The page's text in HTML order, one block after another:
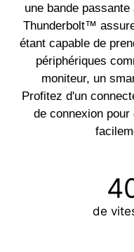
une bande
Thunderbolt™
étant capable de
périphériques
moniteur, un
Profitez d'un
de connexion
de